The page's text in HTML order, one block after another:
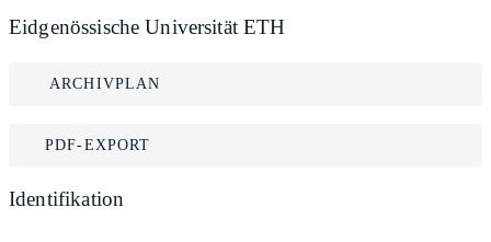
Eidgenössische Universität ETH
ARCHIVPLAN
PDF-EXPORT
Identifikation